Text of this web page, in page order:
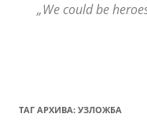
„We could be
ТАГ АРХИВА: УЗЛОЖБА